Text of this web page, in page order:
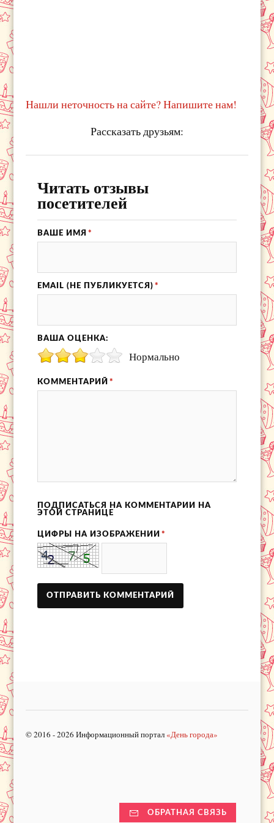
Нашли неточность на сайте? Напишите нам!
Рассказать друзьям:
Читать отзывы
посетителей
ВАШЕ ИМЯ *
EMAIL (НЕ ПУБЛИКУЕТСЯ) *
ВАША ОЦЕНКА:
Нормально
КОММЕНТАРИЙ *
ПОДПИСАТЬСЯ НА КОММЕНТАРИИ НА
ЭТОЙ СТРАНИЦЕ
ЦИФРЫ НА ИЗОБРАЖЕНИИ *
© 2016 - 2026 Информационный портал «День города»
ОБРАТНАЯ СВЯЗЬ